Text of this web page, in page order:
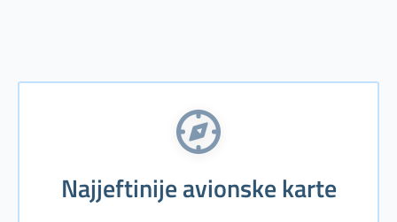
Najjeftinije avionske karte